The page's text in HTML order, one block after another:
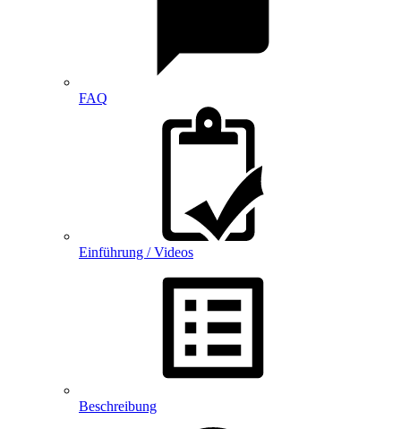
FAQ
Einführung / Videos
Beschreibung